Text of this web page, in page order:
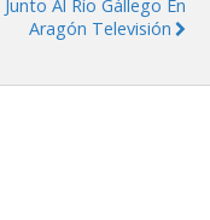
Junto Al Río Gállego En
Aragón Televisión